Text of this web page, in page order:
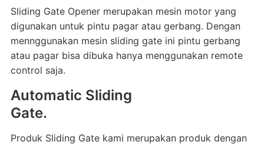
Sliding Gate Opener merupakan mesin motor yang
digunakan untuk pintu pagar atau gerbang. Dengan
mennggunakan mesin sliding gate ini pintu gerbang
atau pagar bisa dibuka hanya menggunakan remote
control saja.
Automatic Sliding
Gate.
Produk Sliding Gate kami merupakan produk dengan